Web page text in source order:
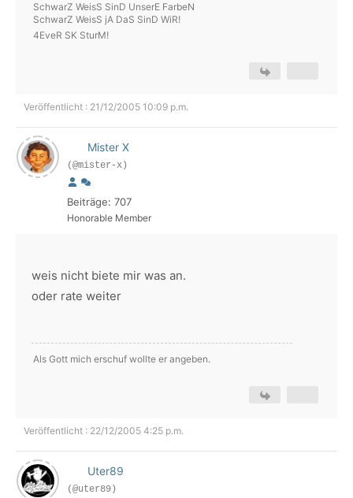
SchwarZ WeisS SinD UnserE FarbeN
SchwarZ WeisS jA DaS SinD WiR!
4EveR SK SturM!
Veröffentlicht : 21/12/2005 10:09 p.m.
Mister X
(@mister-x)
Beiträge: 707
Honorable Member
weis nicht biete mir was an.
oder rate weiter
Als Gott mich erschuf wollte er angeben.
Veröffentlicht : 22/12/2005 4:25 p.m.
Uter89
(@uter89)